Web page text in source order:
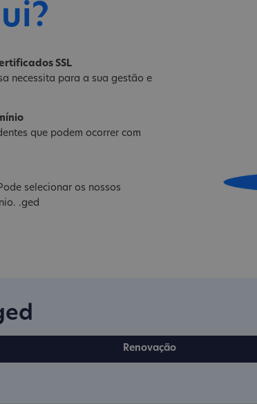
SSL
necessita para a sua gestão e
que podem ocorrer com
selecionar os nossos
.ged
Renovação